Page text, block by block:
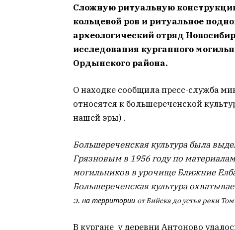
Сложную ритуальную
кольцевой ров и ритуальное
археологический отряд
исследования курганного
Ордынского района.
О находке сообщила пресс-служба
относятся к большереченской
нашей эры) .
Большереченская культура была
Грязновым в 1956 году по
могильников в урочище Ближние
Большереченская культура
э. на территории от Бийска до устья реки
В кургане у деревни Антоново